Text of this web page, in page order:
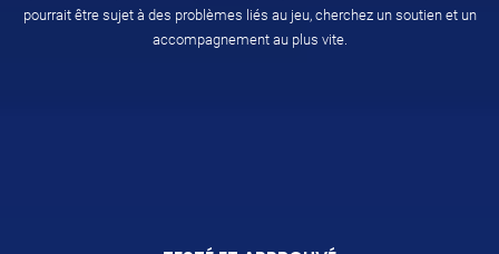
pourrait être sujet à des problèmes liés au jeu, cherchez un soutien et un
accompagnement au plus vite.